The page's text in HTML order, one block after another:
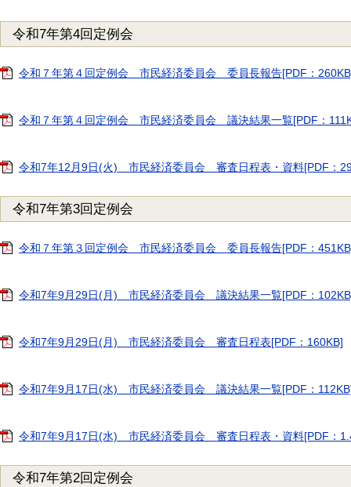
令和7年第4回定例会
令和７年第４回定例会 市民経済委員会 委員長報告[PDF：
令和７年第４回定例会 市民経済委員会 議決結果一覧[PDF：
令和7年12月9日(火) 市民経済委員会 審査日程表・資料[PDF：
令和7年第3回定例会
令和７年第３回定例会 市民経済委員会 委員長報告[PDF：
令和7年9月29日(月) 市民経済委員会 議決結果一覧[PDF：
令和7年9月29日(月) 市民経済委員会 審査日程表[PDF：160KB]
令和7年9月17日(水) 市民経済委員会 議決結果一覧[PDF：
令和7年9月17日(水) 市民経済委員会 審査日程表・資料[PDF：
令和7年第2回定例会